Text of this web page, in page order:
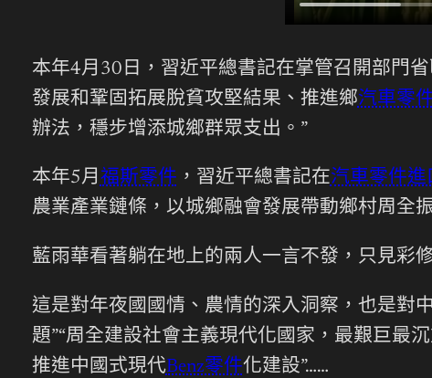
本年4月30日，習近平總書記在掌管召開部門
發展和鞏固拓展脫貧攻堅結果、推進鄉汽車零
辦法，穩步增添城鄉群眾支出。”
本年5月福斯零件 ，習近平總書記在汽車零件進
農業產業鏈條，以城鄉融會發展帶動鄉村周全
藍雨華看著躺在地上的兩人一言不發，只見彩
這是對年夜國國情、農情的深入洞察，也是對
題”“周全建設社會主義現代化國家，最艱巨最
推進中國式現代Benz零件化建設”……